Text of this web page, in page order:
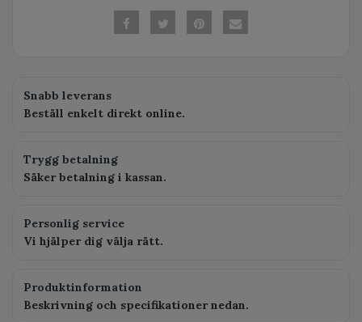
Snabb leverans
Beställ enkelt direkt online.
Trygg betalning
Säker betalning i kassan.
Personlig service
Vi hjälper dig välja rätt.
Produktinformation
Beskrivning och specifikationer nedan.